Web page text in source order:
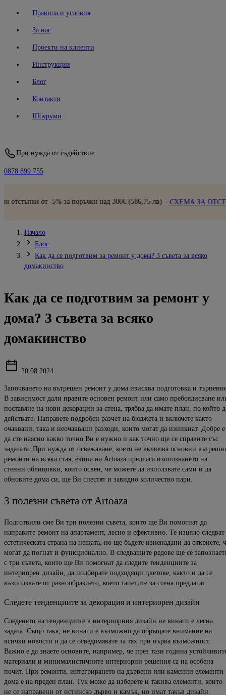
Правила и условия
За нас
Проекти на клиенти
Инструкции
Блог
Контакти
Шоуруми
При нужда от съдействие:
0878 899 755
-5% за поръчки над 300€ (586,75 лв) –СХЕМА ЗА ОТСТЪПКИ
Начало
Блог
Как да се подготвим за ремонт у дома? 3 съвета за всяко
домакинство
Как да се подготвим за ремонт у
дома? 3 съвета за всяко
домакинство
20.08.2024
Започването на вътрешен ремонт у дома изисква подготовка и
В зависимост дали правите основен ремонт или само пребоядисване
поставяне на нови декорации за стена, трябва да имате план, по който
действате. Направете подробен разчет на бюджета и включете както
очаквани, така и неочаквани разходи, които могат да изникнат. Добре е
да сте наясно какво точно Ви е нужно и как точно ще се справите със
задачата. При нужда от освежаване, което не включва основни
ремонти на всяка стая, екипа на Artoaza предлага използването на
стенни облицовки, които освен, че можете да използвате сами и да
обновите дома си, ще Ви спестят и завидно количество пари.
3 полезни съвета от Artoaza
Подготвили сме Ви три полезни съвета, които ще Ви помогнат да
направите ремонт на апартамент, лесно и ефективно. Те изцяло следват
естетическата страна на нещата, но ще бъдете изненадани да откриете,
могат да погнат и функционално. В следващите редове ще се
с три съвета, които ще Ви помогнат да следите тенденциите за
интериорен дизайн, да подбирате подходящи цветове, както и да се
възползвате от разнообразието, което тапетите за стена предлагат.
Следете тенденциите за декорация и интериорен дизайн
Следенето на тенденциите в интериорния дизайн не винаги е лесна
задача. Също така, не винаги е възможно да обръщате внимание на
всички новости и да се осведомявате за тях при първа възможност.
Важно е да знаете основите, например, че през тази година
материали и минималистичните интериорни решения са на особена
почит. При ремонти, интегрирането на дървени или каменни елементи
дома е на преден план. Тук може да изберете и такива елементи, които
не се направени от истинско дърво и камък, но имат такъв дизайн.